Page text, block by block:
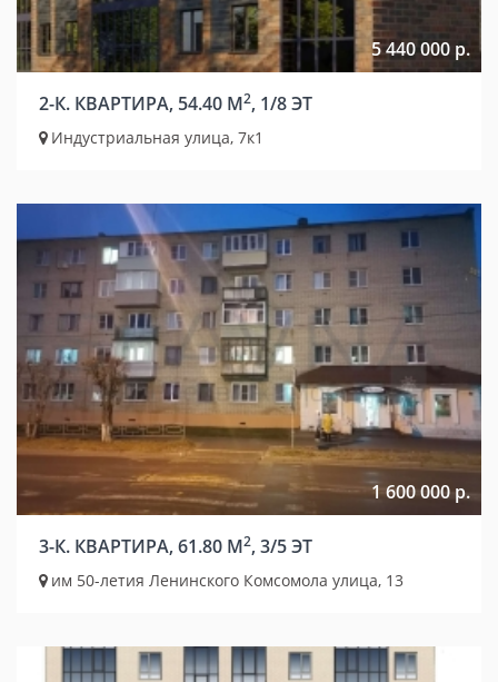
5 440 000 р.
2-К. КВАРТИРА, 54.40 М2, 1/8 ЭТ
Индустриальная улица, 7к1
1 600 000 р.
3-К. КВАРТИРА, 61.80 М2, 3/5 ЭТ
им 50-летия Ленинского Комсомола улица, 13